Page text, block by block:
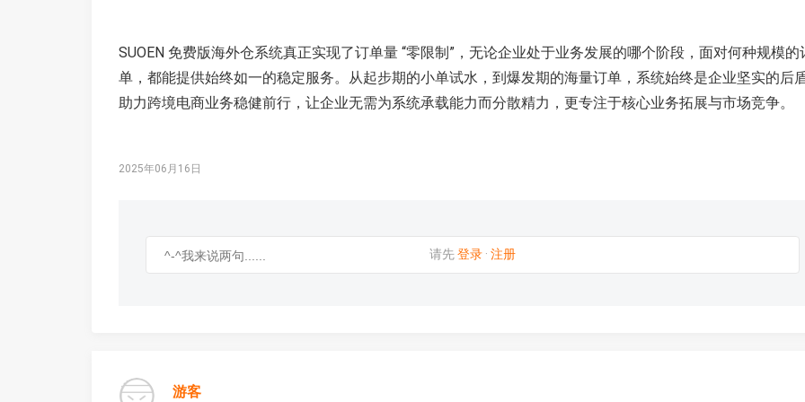
SUOEN 免费版海外仓系统真正实现了订单量 “零限制”，无论企业处于业务发展的哪个阶段，面对何种规模的
单，都能提供始终如一的稳定服务。从起步期的小单试水，到爆发期的海量订单，系统始终是企业坚实的后
助力跨境电商业务稳健前行，让企业无需为系统承载能力而分散精力，更专注于核心业务拓展与市场竞争。
2025年06月16日
请先登录 · 注册
游客